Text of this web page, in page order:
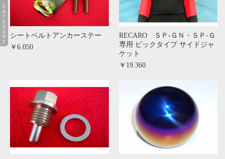
シートベルトアンカーステー
￥6.050
RECARO ＳＰ-ＧＮ・ＳＰ-Ｇ
専用 ビックタイプ サイドジャ
ケット
￥19.360
ＣＡＴＥＧＯＲＹ